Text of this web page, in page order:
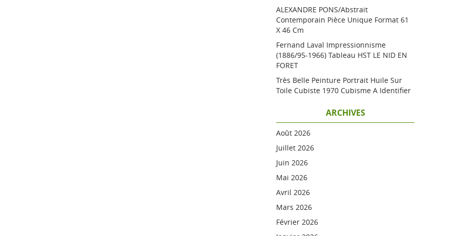
ALEXANDRE PONS/Abstrait
Contemporain Pièce Unique Format 61
X 46 Cm
Fernand Laval Impressionnisme
(1886/95-1966) Tableau HST LE NID EN
FORET
Très Belle Peinture Portrait Huile Sur
Toile Cubiste 1970 Cubisme A Identifier
ARCHIVES
Août 2026
Juillet 2026
Juin 2026
Mai 2026
Avril 2026
Mars 2026
Février 2026